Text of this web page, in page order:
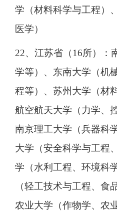
学（材料科学与工程）
医学）
22、江苏省（16所）：
学等）、东南大学（机
程等）、苏州大学（材
航空航天大学（力学、
南京理工大学（兵器科
大学（安全科学与工程
学（水利工程、环境科
（轻工技术与工程、食
农业大学（作物学、农